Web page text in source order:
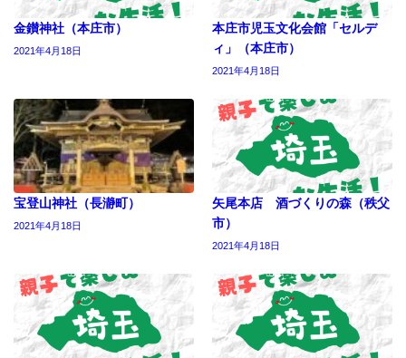
金鑚神社（本庄市）
2021年4月18日
本庄市児玉文化会館「セルデ
ィ」（本庄市）
2021年4月18日
宝登山神社（長瀞町）
2021年4月18日
矢尾本店 酒づくりの森（秩父
市）
2021年4月18日